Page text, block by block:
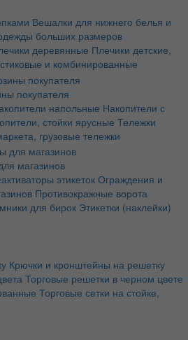
Вешалки для нижнего белья и
больших размеров
деревянные Плечики детские,
и комбинированные
покупателя
напольные Накопители с
стойки ярусные Тележки
грузовые тележки
магазинов
этикеток Ограждения и
Противокражные ворота
для бирок Этикетки (наклейки)
Крючки и кронштейны на решетку
Торговые решетки в черном цвете
Торговые сетки на стойке,